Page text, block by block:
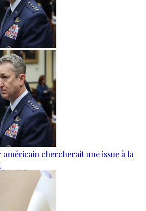
chercherait une issue à la